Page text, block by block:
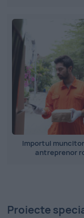
Importul
antreprenor
Proiecte